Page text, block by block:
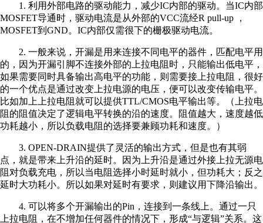
1. 利用外部电路的驱动能力，减少IC内部的驱动。当IC内部
MOSFET导通时，驱动电流是从外部的VCC流经R pull-up ，
MOSFET到GND。IC内部仅需很下的栅极驱动电流。
2. 一般来说，开漏是用来连接不同电平的器件，匹配电平用
的，因为开漏引脚不连接外部的上拉电阻时，只能输出低电平，
如果需要同时具备输出高电平的功能，则需要接上拉电阻，很好
的一个优点是通过改变上拉电源的电压，便可以改变传输电平。
比如加上上拉电阻就可以提供TTL/CMOS电平输出等。（上拉电
阻的阻值决定了逻辑电平转换的沿的速度。阻值越大，速度越低
功耗越小，所以负载电阻的选择要兼顾功耗和速度。）
3. OPEN-DRAIN提供了灵活的输出方式，但是也有其弱
点，就是带来上升沿的延时。因为上升沿是通过外接上拉无源电
阻对负载充电，所以当电阻选择小时延时就小，但功耗大；反之
延时大功耗小。所以如果对延时有要求，则建议用下降沿输出。
4. 可以将多个开漏输出的Pin，连接到一条线上。通过一只
上拉电阻，在不增加任何器件的情况下，形成“与逻辑”关系。这